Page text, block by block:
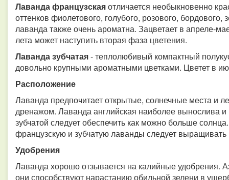
Лаванда французскаяотличается необыкновенно
оттенков фиолетового, голубого, розового, бордового,
лаванда также очень ароматна. Зацветает в апреле-
лета может наступить вторая фаза цветения.
Лаванда зубчатая- теплолюбивый компактный
довольно крупными ароматными цветками. Цветет в
Расположение
Лаванда предпочитает открытые, солнечные места и
дренажом. Лаванда английская наиболее вынослива и
зубчатой следует обеспечить как можно больше
французскую и зубчатую лаванды следует выращивать
Удобрения
Лаванда хорошо отзывается на калийные удобрения.
они способствуют нарастанию обильной зелени в